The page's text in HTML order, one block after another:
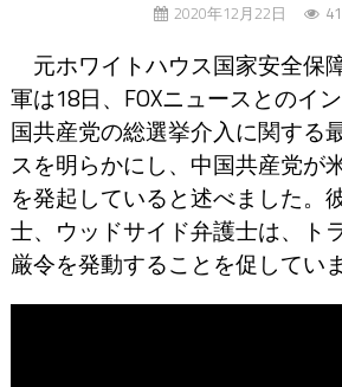
2020年12月22日
元ホワイトハウス国家安全保
軍は18日、FOXニュースとのイ
国共産党の総選挙介入に関する
スを明らかにし、中国共産党が
を発起していると述べました。
士、ウッドサイド弁護士は、ト
厳令を発動することを促していま